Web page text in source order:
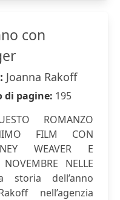
con
Joanna Rakoff
di pagine: 195
ROMANZO
FILM CON
WEAVER E
NELLE
storia dell’anno
nell’agenzia